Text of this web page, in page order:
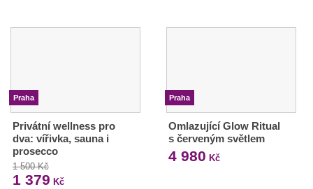
Praha
Privátní wellness pro
dva: vířivka, sauna i
prosecco
1 500 Kč
1 379 Kč
Praha
Omlazující Glow Ritual
s červeným světlem
4 980 Kč